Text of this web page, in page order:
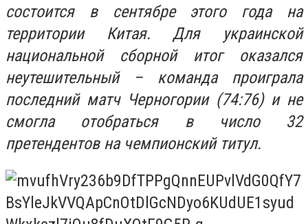
состоится в сентябре этого года на
территории Китая. Для украинской
национальной сборной итог оказался
неутешительный – команда проиграла
последний матч Черногории (74:76) и не
смогла отобраться в число 32
претендентов на чемпионский титул.